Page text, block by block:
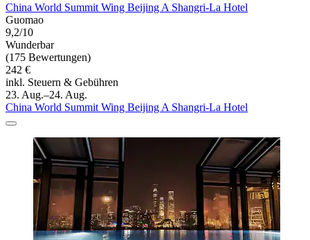
China World Summit Wing Beijing A Shangri-La Hotel
Guomao
9,2/10
Wunderbar
(175 Bewertungen)
242 €
inkl. Steuern & Gebühren
23. Aug.–24. Aug.
China World Summit Wing Beijing A Shangri-La Hotel